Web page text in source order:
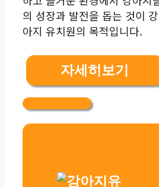
의 성장과 발전을 돕는 것이 강
아지 유치원의 목적입니다.
자세히보기